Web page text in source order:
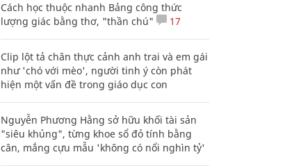
Cách học thuộc nhanh Bảng công thức
lượng giác bằng thơ, "thần chú"
17
Clip lột tả chân thực cảnh anh trai và em gái
như 'chó với mèo', người tinh ý còn phát
hiện một vấn đề trong giáo dục con
Nguyễn Phương Hằng sở hữu khối tài sản
"siêu khủng", từng khoe sổ đỏ tính bằng
cân, mắng cựu mẫu 'không có nổi nghìn tỷ'